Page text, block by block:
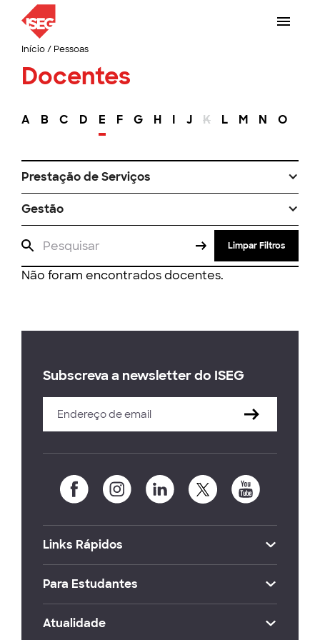
Início/ Pessoas
Docentes
A B C D E F G H I J K L M N O
Prestação de Serviços
Gestão
Limpar Filtros
Não foram encontrados docentes.
Subscreva a newsletter do ISEG
Links Rápidos
Para Estudantes
Atualidade